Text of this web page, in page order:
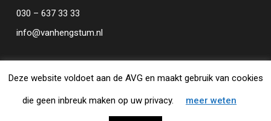
030 – 637 33 33
info@vanhengstum.nl
©2026 Van Hengstum B.V. |Built by Mediabakery
Deze website voldoet aan de AVG en maakt gebruik van cookies
die geen inbreuk maken op uw privacy. meer weten